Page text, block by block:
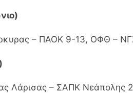
– ΠΑΟΚ 9-13, ΟΦΘ –
Λάρισας – ΣΑΠΚ Νεάπολης